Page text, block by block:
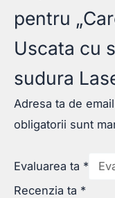
pentru
Uscata cu
sudura
Adresa ta de
obligatorii sunt
Evaluarea ta *
Recenzia ta *